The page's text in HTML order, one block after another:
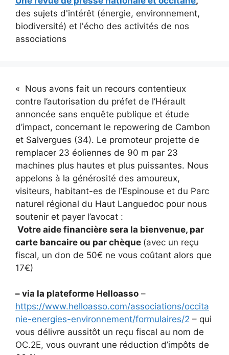
des sujets d'intérêt (énergie, environnement,
biodiversité) et l'écho des activités de nos
associations
« Nous avons fait un recours contentieux
contre l’autorisation du préfet de l’Hérault
annoncée sans enquête publique et étude
d’impact, concernant le repowering de Cambon
et Salvergues (34). Le promoteur projette de
remplacer 23 éoliennes de 90 m par 23
machines plus hautes et plus puissantes. Nous
appelons à la générosité des amoureux,
visiteurs, habitant-es de l’Espinouse et du Parc
naturel régional du Haut Languedoc pour nous
soutenir et payer l’avocat :
Votre aide financière sera la bienvenue, par
carte bancaire ou par chèque (avec un reçu
fiscal, un don de 50€ ne vous coûtant alors que
17€)
– via la plateforme Helloasso –
https://www.helloasso.com/associations/occita
nie-energies-environnement/formulaires/2 – qui
vous délivre aussitôt un reçu fiscal au nom de
OC.2E, vous ouvrant une réduction d’impôts de